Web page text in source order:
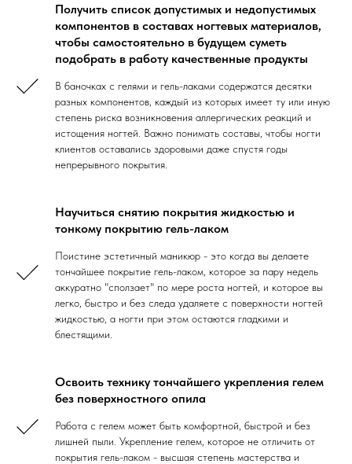
Получить список допустимых и недопустимых
компонентов в составах ногтевых материалов,
чтобы самостоятельно в будущем суметь
подобрать в работу качественные продукты
В баночках с гелями и гель-лаками содержатся десятки
разных компонентов, каждый из которых имеет ту или иную
степень риска возникновения аллергических реакций и
истощения ногтей. Важно понимать составы, чтобы ногти
клиентов оставались здоровыми даже спустя годы
непрерывного покрытия.
Научиться снятию покрытия жидкостью и
тонкому покрытию гель-лаком
Поистине эстетичный маникюр - это когда вы делаете
тончайшее покрытие гель-лаком, которое за пару недель
аккуратно "сползает" по мере роста ногтей, и которое вы
легко, быстро и без следа удаляете с поверхности ногтей
жидкостью, а ногти при этом остаются гладкими и
блестящими.
Освоить технику тончайшего укрепления гелем
без поверхностного опила
Работа с гелем может быть комфортной, быстрой и без
лишней пыли. Укрепление гелем, которое не отличить от
покрытия гель-лаком - высшая степень мастерства и